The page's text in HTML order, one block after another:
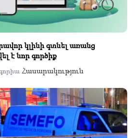
կլինի գտնել առանց
է նոր գործիք
Հասարակություն